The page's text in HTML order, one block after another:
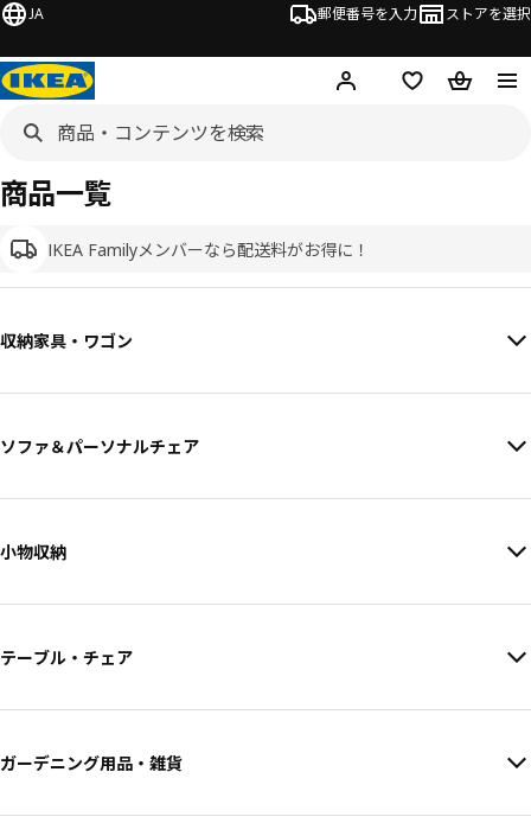
JA 郵便番号を入力 ストアを選択
ログイン・新規入会
欲しいものリスト
カート
IKEA Familyメンバーなら配送料がお得に！
商品一覧
収納家具・ワゴン
ソファ＆パーソナルチェア
小物収納
テーブル・チェア
ガーデニング用品・雑貨